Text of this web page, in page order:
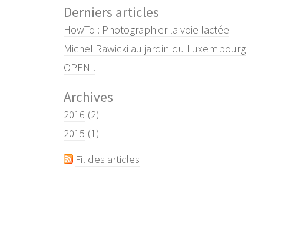
Derniers articles
HowTo : Photographier la voie lactée
Michel Rawicki au jardin du Luxembourg
OPEN !
Archives
2016 (2)
2015 (1)
Fil des articles